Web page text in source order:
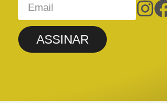
ASSINAR